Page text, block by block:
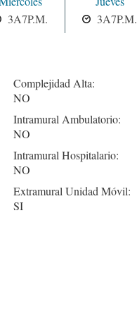
3A7P.M.
3A7P.M.
Complejidad Alta:
NO
Intramural Ambulatorio:
NO
Intramural Hospitalario:
NO
Extramural Unidad Móvil:
SI